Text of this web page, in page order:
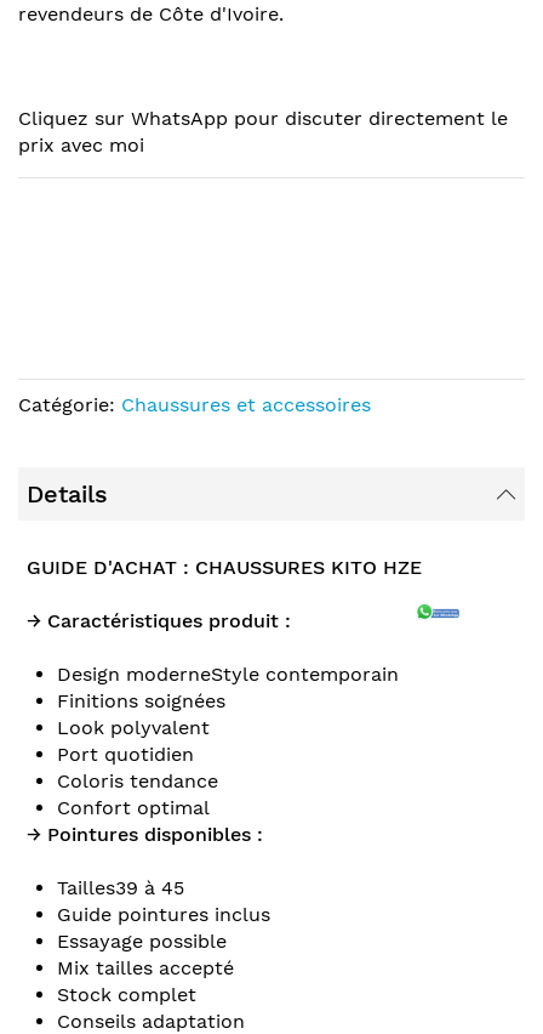
revendeurs de Côte d'Ivoire.
Cliquez sur WhatsApp pour discuter directement le
prix avec moi
Catégorie: Chaussures et accessoires
Details
GUIDE D'ACHAT : CHAUSSURES KITO HZE
→ Caractéristiques produit :
Design moderneStyle contemporain
Finitions soignées
Look polyvalent
Port quotidien
Coloris tendance
Confort optimal
→ Pointures disponibles :
Tailles39 à 45
Guide pointures inclus
Essayage possible
Mix tailles accepté
Stock complet
Conseils adaptation